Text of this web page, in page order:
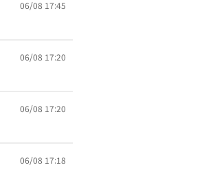
06/08 17:45
06/08 17:20
06/08 17:20
06/08 17:18